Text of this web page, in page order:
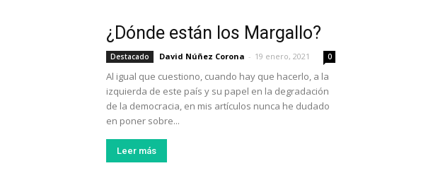
¿Dónde están los Margallo?
Destacado David Núñez Corona - 19 enero, 2021 0
Al igual que cuestiono, cuando hay que hacerlo, a la
izquierda de este país y su papel en la degradación
de la democracia, en mis artículos nunca he dudado
en poner sobre...
Leer más